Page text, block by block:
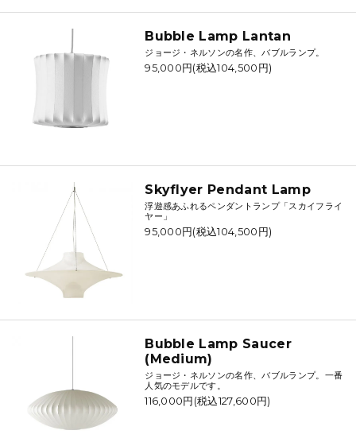
Bubble Lamp Lantan
ジョージ・ネルソンの名作、バブルランプ。
95,000円(税込104,500円)
Skyflyer Pendant Lamp
浮遊感あふれるペンダントランプ「スカイフライ
ヤー」
95,000円(税込104,500円)
Bubble Lamp Saucer
(Medium)
ジョージ・ネルソンの名作、バブルランプ。一番
人気のモデルです。
116,000円(税込127,600円)